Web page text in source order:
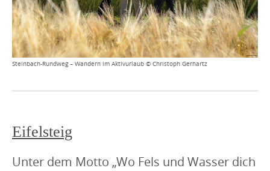
Steinbach-Rundweg – Wandern im Aktivurlaub © Christoph Gerhartz
Eifelsteig
Unter dem Motto „Wo Fels und Wasser dich